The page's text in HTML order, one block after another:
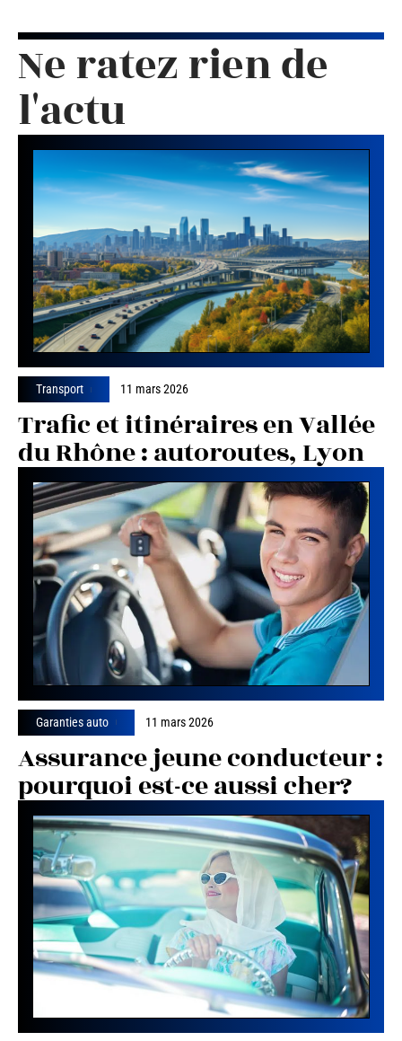
Ne ratez rien de
l'actu
Transport 11 mars 2026
Trafic et itinéraires en Vallée
du Rhône : autoroutes, Lyon
Garanties auto 11 mars 2026
Assurance jeune conducteur :
pourquoi est-ce aussi cher?